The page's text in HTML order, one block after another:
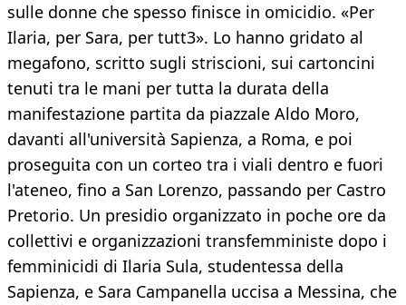
sulle donne che spesso finisce in omicidio. «Per
Ilaria, per Sara, per tutt3». Lo hanno gridato al
megafono, scritto sugli striscioni, sui cartoncini
tenuti tra le mani per tutta la durata della
manifestazione partita da piazzale Aldo Moro,
davanti all'università Sapienza, a Roma, e poi
proseguita con un corteo tra i viali dentro e fuori
l'ateneo, fino a San Lorenzo, passando per Castro
Pretorio. Un presidio organizzato in poche ore da
collettivi e organizzazioni transfemministe dopo i
femminicidi di Ilaria Sula, studentessa della
Sapienza, e Sara Campanella uccisa a Messina, che